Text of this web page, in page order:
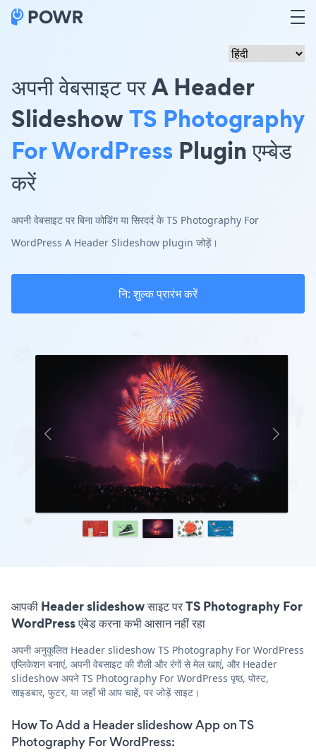
अपनी वेबसाइट पर A Header
SlideshowTS Photography
For WordPress Plugin एम्बेड
करें
अपनी वेबसाइट पर बिना कोडिंग या सिरदर्द के TS Photography For
WordPress A Header Slideshow plugin जोड़ें।
नि: शुल्क प्रारंभ करें
आपकी Header slideshow साइट पर TS Photography For
WordPress एंबेड करना कभी आसान नहीं रहा
अपनी अनुकूलित Header slideshow TS Photography For WordPress
एप्लिकेशन बनाएं, अपनी वेबसाइट की शैली और रंगों से मेल खाएं, और Header
slideshow अपने TS Photography For WordPress पृष्ठ, पोस्ट,
साइडबार, फुटर, या जहाँ भी आप चाहें, पर जोड़ें साइट।
How To Add a Header slideshow App on TS
Photography For WordPress: